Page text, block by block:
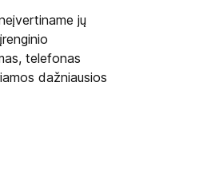
jų
telefonas
dažniausios